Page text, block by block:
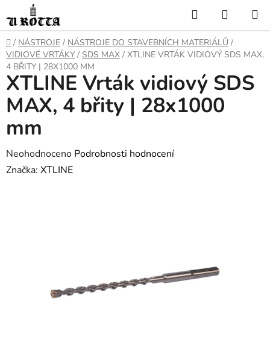
na
obsah
Hledat
KOŠÍK
DOMŮ
/ NÁSTROJE / NÁSTROJE DO STAVEBNÍCH MATERIÁLŮ /
VIDIOVÉ VRTÁKY / SDS MAX / XTLINE VRTÁK VIDIOVÝ SDS MAX,
4 BŘITY | 28X1000 MM
XTLINE Vrták vidiový SDS
MAX, 4 břity | 28x1000
mm
Průměrné
hodnocení
Neohodnoceno Podrobnosti hodnocení
Značka: XTLINE